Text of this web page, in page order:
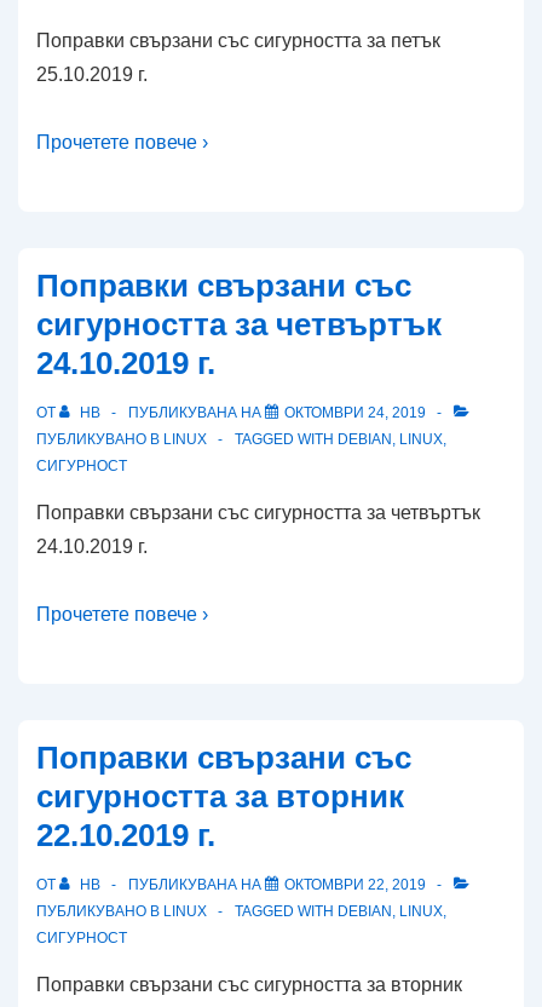
Поправки свързани със сигурността за петък
25.10.2019 г.
Прочетете повече ›
Поправки свързани със
сигурността за четвъртък
24.10.2019 г.
ОТ HB ПУБЛИКУВАНА НА
ОКТОМВРИ 24, 2019
ПУБЛИКУВАНО В LINUX TAGGED WITH DEBIAN , LINUX,
СИГУРНОСТ
Поправки свързани със сигурността за четвъртък
24.10.2019 г.
Прочетете повече ›
Поправки свързани със
сигурността за вторник
22.10.2019 г.
ОТ HB ПУБЛИКУВАНА НА
ОКТОМВРИ 22, 2019
ПУБЛИКУВАНО В LINUX TAGGED WITH DEBIAN , LINUX,
СИГУРНОСТ
Поправки свързани със сигурността за вторник